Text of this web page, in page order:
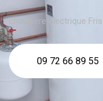
chaudière électrique
09 72 66 89 55